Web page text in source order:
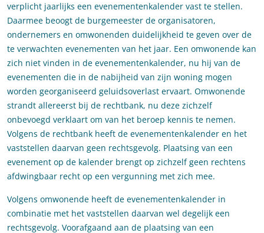
verplicht jaarlijks een evenementenkalender vast te stellen.
Daarmee beoogt de burgemeester de organisatoren,
ondernemers en omwonenden duidelijkheid te geven over de
te verwachten evenementen van het jaar. Een omwonende kan
zich niet vinden in de evenementenkalender, nu hij van de
evenementen die in de nabijheid van zijn woning mogen
worden georganiseerd geluidsoverlast ervaart. Omwonende
strandt allereerst bij de rechtbank, nu deze zichzelf
onbevoegd verklaart om van het beroep kennis te nemen.
Volgens de rechtbank heeft de evenementenkalender en het
vaststellen daarvan geen rechtsgevolg. Plaatsing van een
evenement op de kalender brengt op zichzelf geen rechtens
afdwingbaar recht op een vergunning met zich mee.
Volgens omwonende heeft de evenementenkalender in
combinatie met het vaststellen daarvan wel degelijk een
rechtsgevolg. Voorafgaand aan de plaatsing van een